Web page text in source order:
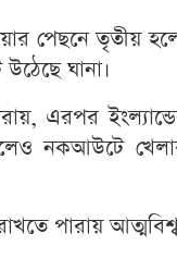
পেছনে তৃতীয়
ঘানা।
এরপর
নকআউটে
পারায়